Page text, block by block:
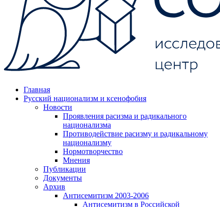
Главная
Русский национализм и ксенофобия
Новости
Проявления расизма и радикального
национализма
Противодействие расизму и радикальному
национализму
Нормотворчество
Мнения
Публикации
Документы
Архив
Антисемитизм 2003-2006
Антисемитизм в Российской